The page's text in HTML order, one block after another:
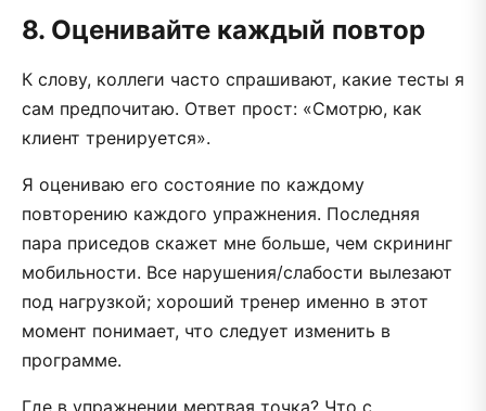
8. Оценивайте каждый повтор
К слову, коллеги часто спрашивают, какие тесты я
сам предпочитаю. Ответ прост: «Смотрю, как
клиент тренируется».
Я оцениваю его состояние по каждому
повторению каждого упражнения. Последняя
пара приседов скажет мне больше, чем скрининг
мобильности. Все нарушения/слабости вылезают
под нагрузкой; хороший тренер именно в этот
момент понимает, что следует изменить в
программе.
Где в упражнении мертвая точка? Что с